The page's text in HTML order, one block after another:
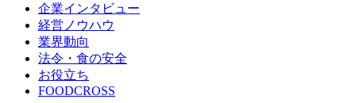
企業インタビュー
経営ノウハウ
業界動向
法令・食の安全
お役立ち
FOODCROSS